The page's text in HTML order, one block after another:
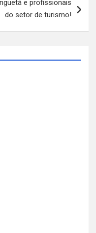
e profissionais
do setor de turismo!